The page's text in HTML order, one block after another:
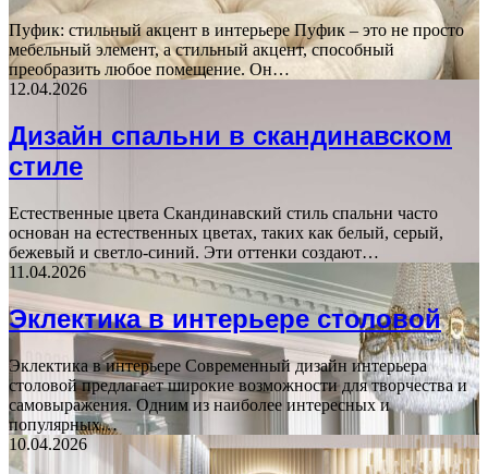
Пуфик: стильный акцент в интерьере Пуфик – это не просто
мебельный элемент, а стильный акцент, способный
преобразить любое помещение. Он…
12.04.2026
Дизайн спальни в скандинавском
стиле
Естественные цвета Скандинавский стиль спальни часто
основан на естественных цветах, таких как белый, серый,
бежевый и светло-синий. Эти оттенки создают…
11.04.2026
Эклектика в интерьере столовой
Эклектика в интерьере Современный дизайн интерьера
столовой предлагает широкие возможности для творчества и
самовыражения. Одним из наиболее интересных и
популярных…
10.04.2026